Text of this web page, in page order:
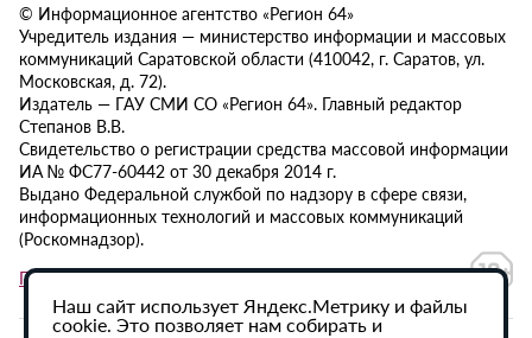
© Информационное агентство «Регион 64»
Учредитель издания — министерство информации и массовых
коммуникаций Саратовской области (410042, г. Саратов, ул.
Московская, д. 72).
Издатель — ГАУ СМИ СО «Регион 64». Главный редактор
Степанов В.В.
Свидетельство о регистрации средства массовой информации
ИА № ФС77-60442 от 30 декабря 2014 г.
Выдано Федеральной службой по надзору в сфере связи,
информационных технологий и массовых коммуникаций
(Роскомнадзор).
Политика в отношении обработки персональных данных
Наш сайт использует Яндекс.Метрику и файлы
cookie. Это позволяет нам собирать и